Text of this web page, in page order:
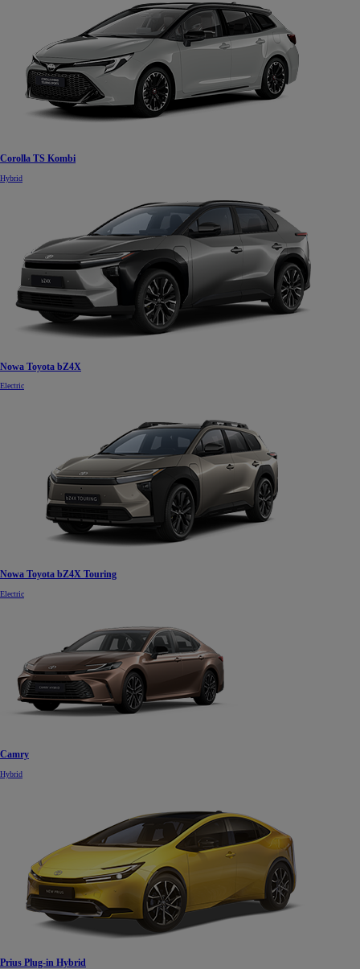
Corolla TS Kombi
Hybrid
Nowa Toyota bZ4X
Electric
Nowa Toyota bZ4X Touring
Electric
Camry
Hybrid
Prius Plug-in Hybrid